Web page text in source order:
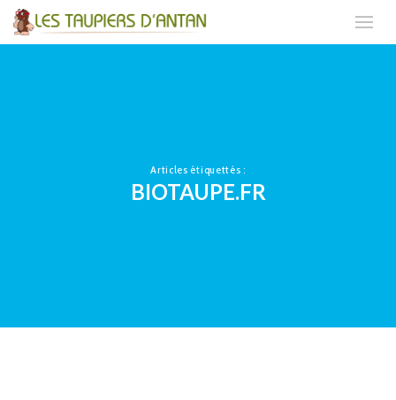
Articles étiquettés :
BIOTAUPE.FR